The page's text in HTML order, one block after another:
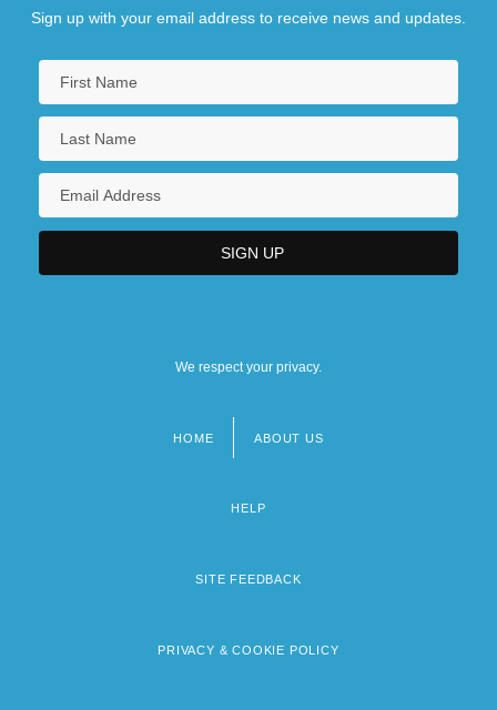
Sign up with your email address to receive news and updates.
We respect your privacy.
HOME ABOUT US
HELP
SITE FEEDBACK
PRIVACY & COOKIE POLICY